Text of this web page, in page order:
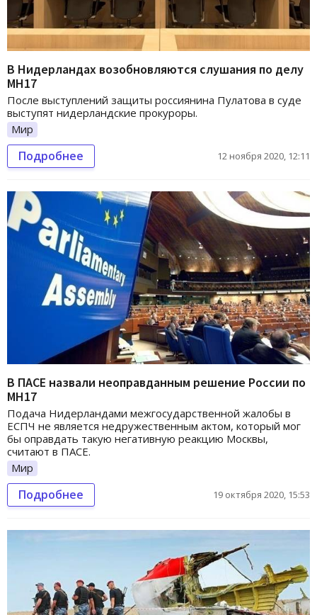
В Нидерландах возобновляются слушания по делу
МН17
После выступлений защиты россиянина Пулатова в суде
выступят нидерландские прокуроры.
Мир
Подробнее 12 ноября 2020, 12:11
В ПАСЕ назвали неоправданным решение России по
МН17
Подача Нидерландами межгосударственной жалобы в
ЕСПЧ не является недружественным актом, который мог
бы оправдать такую негативную реакцию Москвы,
считают в ПАСЕ.
Мир
Подробнее 19 октября 2020, 15:53